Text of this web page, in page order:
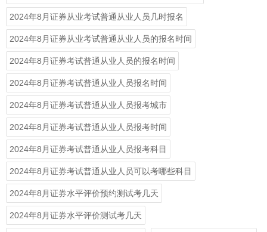
2024年8月证券从业考试普通从业人员几时报名
2024年8月证券从业考试普通从业人员的报名时间
2024年8月证券考试普通从业人员的报名时间
2024年8月证券考试普通从业人员报名时间
2024年8月证券考试普通从业人员报考城市
2024年8月证券考试普通从业人员报考时间
2024年8月证券考试普通从业人员报考科目
2024年8月证券考试普通从业人员可以考哪些科目
2024年8月证券水平评价预约测试考几天
2024年8月证券水平评价测试考几天